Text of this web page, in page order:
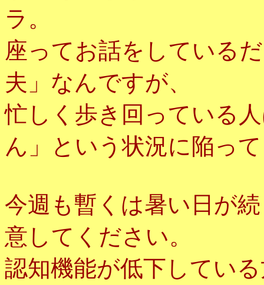
ラ。
座ってお話をしている
夫」なんですが、
忙しく歩き回っている
ん」という状況に陥っ
今週も暫くは暑い日が
意してください。
認知機能が低下してい